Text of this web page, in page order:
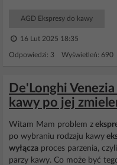
AGD Ekspresy do kawy
16 Lut 2025 18:35
Odpowiedzi: 3 Wyświetleń: 690
De'Longhi
kawy po jej
Witam Mam problem z
po wybraniu rodzaju kawy
wyłącza proces parzenia,
parzy kawy. Co może być